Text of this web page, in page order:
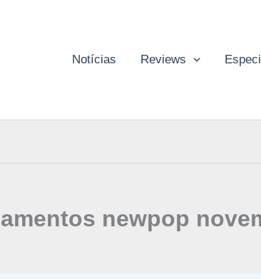
Notícias Reviews
newpop